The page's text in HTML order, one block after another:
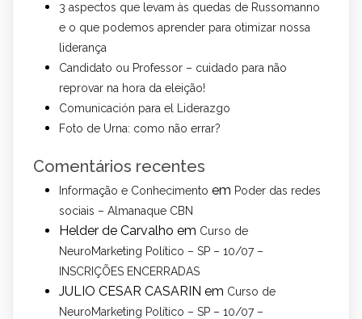
3 aspectos que levam às quedas de Russomanno
e o que podemos aprender para otimizar nossa
liderança
Candidato ou Professor – cuidado para não
reprovar na hora da eleição!
Comunicación para el Liderazgo
Foto de Urna: como não errar?
Comentários recentes
Informação e Conhecimento em Poder das redes
sociais – Almanaque CBN
Helder de Carvalho em Curso de
NeuroMarketing Político – SP – 10/07 –
INSCRIÇÕES ENCERRADAS
JULIO CESAR CASARIN em Curso de
NeuroMarketing Político – SP – 10/07 –